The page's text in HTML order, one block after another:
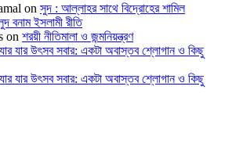
on সুদ : আল্লাহর সাথে বিদ্রোহের শামিল
বনাম ইসলামী রীতি
on শরয়ী নীতিমালা ও জন্মনিয়ন্ত্রণ
যার যার উৎসব সবার: একটা অবাস্তব শ্লোগান ও কিছু
যার যার উৎসব সবার: একটা অবাস্তব শ্লোগান ও কিছু